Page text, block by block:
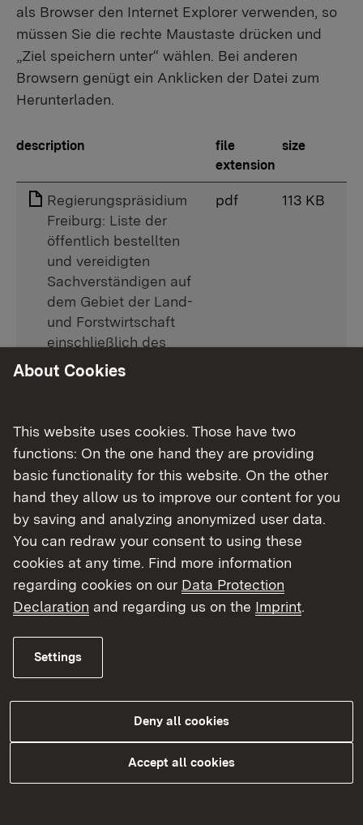
als Browser den Internet Explorer verwenden, so
müssen Sie die rechte Maustaste drücken und
„Ziel speichern unter“ wählen. Bei anderen
Browsern genügt ein Anklicken der Datei zum
Herunterladen.
description
file
extension
size
Regierungspräsidium
Freiburg: Liste der
öffentlich bestellten
und vereidigten
Sachverständigen auf
dem Gebiet der Land-
und Forstwirtschaft
einschließlich des
Garten- und Weinbaus
pdf 113 KB
Karlsruhe: Liste der
öffentlich bestellten
und vereidigten
Sachverständigen auf
dem Gebiet der Land-
und Forstwirtschaft
einschließlich des
Garten- und Weinbaus
(LandwSachverstVO)
Regierungspräsidium
Stuttgart: Liste der
öffentlich bestellten
Sachverständigen auf
und Forstwirtschaft
About Cookies
This website uses cookies. Those have two
functions: On the one hand they are providing
basic functionality for this website. On the other
hand they allow us to improve our content for you
by saving and analyzing anonymized user data.
You can redraw your consent to using these
cookies at any time. Find more information
regarding cookies on our Data Protection
Declaration and regarding us on the Imprint.
Settings
Deny all cookies
Accept all cookies